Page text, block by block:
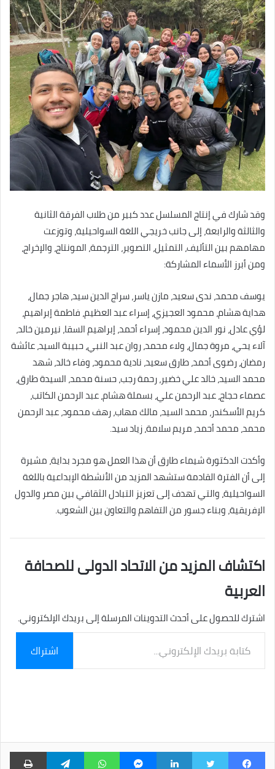
وقد شارك في إنتاج المسلسل عدد كبير من طلاب الفرقة الثانية
والثالثة والرابعة، إلى جانب خريجي اللغة السواحيلية، وتوزعت
مهامهم بين التأليف، التمثيل، التصوير، الترجمة، المونتاج، والإخراج،
ومن أبرز الأسماء المشاركة:
يوسف محمد، ندى سعيد، مازن ياسر، سراج الدين سيد، هاجر جمال،
هداية هشام، محمود العجيزي، إسراء عبد العظيم، فاطمة إبراهيم،
لؤي عادل، نور الدين محمود، إسراء أحمد، إبراهيم السقا، نيرمين خالد،
آلاء يحي، مروة جمال، ولاء محمد، روان عبد النبي، حبيبة السيد، عائشة
رمضان، رضوى أحمد، طارق سعيد، نادية محمود، وفاء خالد، شهد
محمد السيد، خالد علي خضير، رحمة رجب، حسنة محمد، السيدة طارق،
عصماء حجاج، عبد الرحمن علي، بسملة هشام، عبد الرحمن الكاتب،
كريم الأسكندر، محمد السيد، مالك مهاب، رهف محمود، عبد الرحمن
محمد، محمد أحمد، مريم سلامة، زياد سيد.
وأكدت الدكتورة شيماء طارق أن هذا العمل هو مجرد بداية، مشيرة
إلى أن الفترة القادمة ستشهد المزيد من الأنشطة الإبداعية باللغة
السواحيلية، والتي تهدف إلى تعزيز التبادل الثقافي بين مصر والدول
الإفريقية، وبناء جسور من التفاهم والتعاون بين الشعوب.
اكتشاف المزيد من الاتحاد الدولى للصحافة
العربية
اشترك للحصول على أحدث التدوينات المرسلة إلى بريدك الإلكتروني.
بريدك
الإلكتروني...
اشتراك
فيسبوك لينكدإن ماسنجر واتساب تيلقرام